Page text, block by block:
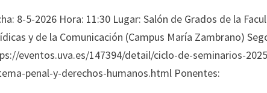
SEGUNDA
8-5-2026 Hora: 11:30 Lugar: Salón de Grados de la
y de la Comunicación (Campus María Zambrano)
eventos.uva.es/147394/detail/ciclo-de-seminarios-
penal-y-derechos-humanos.html Ponentes: